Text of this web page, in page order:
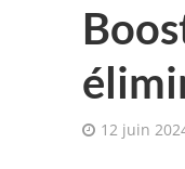
12 juin